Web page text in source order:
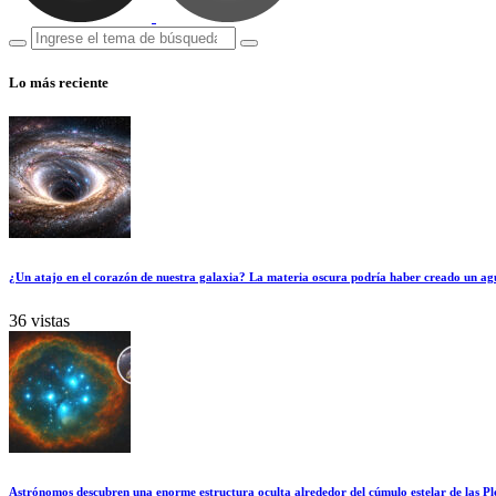
Lo más reciente
¿Un atajo en el corazón de nuestra galaxia? La materia oscura podría haber creado un
36 vistas
Astrónomos descubren una enorme estructura oculta alrededor del cúmulo estelar de las